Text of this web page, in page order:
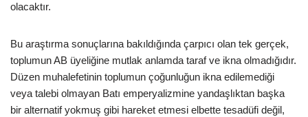
olacaktır.
Bu araştırma sonuçlarına bakıldığında çarpıcı olan tek gerçek,
toplumun AB üyeliğine mutlak anlamda taraf ve ikna olmadığıdır.
Düzen muhalefetinin toplumun çoğunluğun ikna edilemediği
veya talebi olmayan Batı emperyalizmine yandaşlıktan başka
bir alternatif yokmuş gibi hareket etmesi elbette tesadüfi değil,